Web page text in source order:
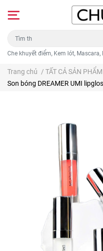
Che khuyết điểm, Kem lót,
Trang chủ / TẤT CẢ SẢN PHẨM
Son bóng DREAMER UMI